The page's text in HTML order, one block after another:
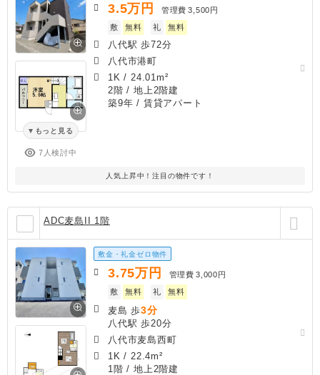
もっと見る
7人検討中
3.5万円 管理費 3,500円
敷
無料 礼 無料
八代駅 歩72分
八代市港町
1K / 24.01m²
2階 / 地上2階建
築9年 / 賃貸アパート
人気上昇中！注目の物件です！
ADC麦島II 1階
敷金・礼金ゼロ物件
3.75万円 管理費 3,000円
敷
無料 礼 無料
麦島 歩3分
八代駅 歩20分
八代市麦島西町
1K / 22.4m²
1階 / 地上2階建